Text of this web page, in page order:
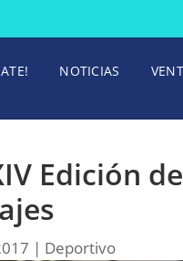
NOTICIAS
Edición
| Deportivo